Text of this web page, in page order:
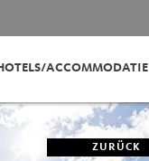
ACCOMMODATIE
ZURÜCK